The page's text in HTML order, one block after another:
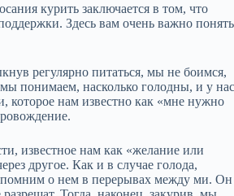
курить заключается в том, что
Здесь вам очень важно
регулярно питаться, мы не боимся,
понимаем, насколько голодны, и у
которое нам известно как «мне нужно
известное нам как «желание или
другое. Как и в случае голода,
помним о нем в перерывах между ми. Он